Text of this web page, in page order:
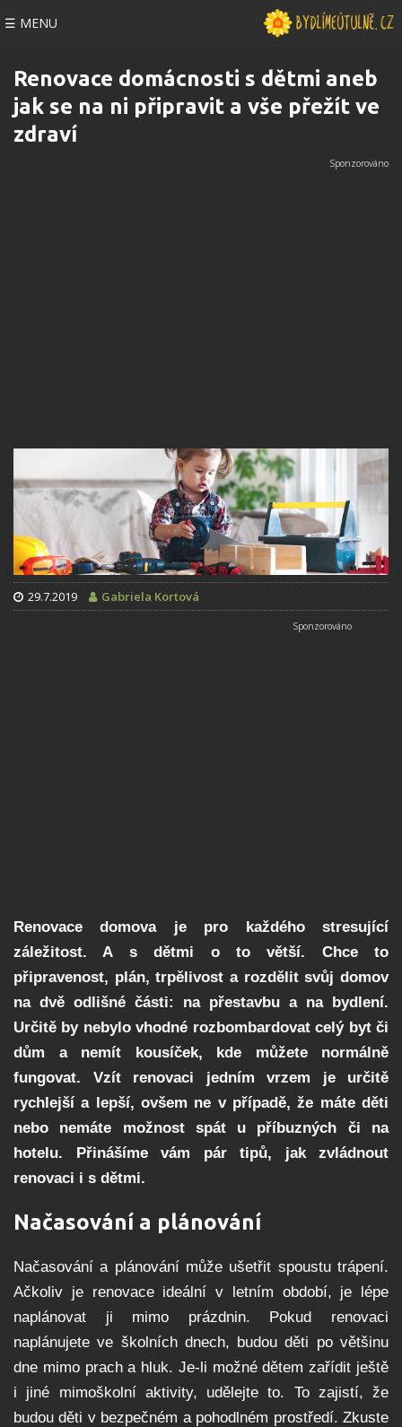
☰ MENU
Renovace domácnosti s dětmi aneb
jak se na ni připravit a vše přežít ve
zdraví
29.7.2019 Gabriela Kortová
Renovace domova je pro každého stresující
záležitost. A s dětmi o to větší. Chce to
připravenost, plán, trpělivost a rozdělit svůj domov
na dvě odlišné části: na přestavbu a na bydlení.
Určitě by nebylo vhodné rozbombardovat celý byt či
dům a nemít kousíček, kde můžete normálně
fungovat. Vzít renovaci jedním vrzem je určitě
rychlejší a lepší, ovšem ne v případě, že máte děti
nebo nemáte možnost spát u příbuzných či na
hotelu. Přinášíme vám pár tipů, jak zvládnout
renovaci i s dětmi.
Načasování a plánování
Načasování a plánování může ušetřit spoustu trápení.
Ačkoliv je renovace ideální v letním období, je lépe
naplánovat ji mimo prázdnin. Pokud renovaci
naplánujete ve školních dnech, budou děti po většinu
dne mimo prach a hluk. Je-li možné dětem zařídit ještě
i jiné mimoškolní aktivity, udělejte to. To zajistí, že
budou děti v bezpečném a pohodlném prostředí. Zkuste